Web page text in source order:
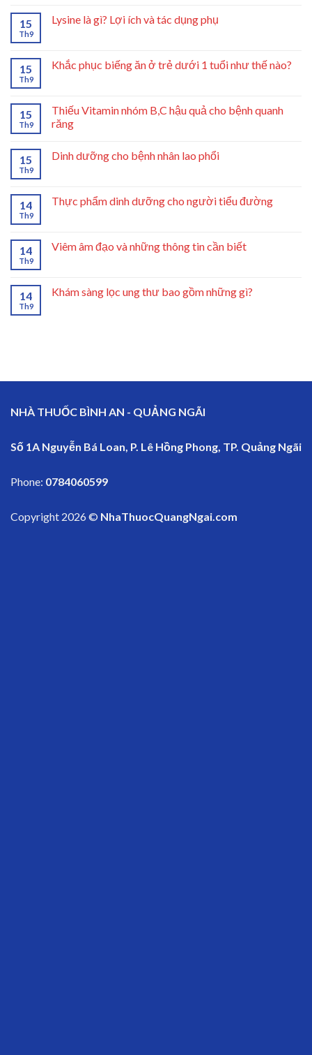
15
Th9
Lysine là gì? Lợi ích và tác dụng phụ
15
Th9
Khắc phục biếng ăn ở trẻ dưới 1 tuổi như thế nào?
15
Th9
Thiếu Vitamin nhóm B,C hậu quả cho bệnh quanh
răng
15
Th9
Dinh dưỡng cho bệnh nhân lao phổi
14
Th9
Thực phẩm dinh dưỡng cho người tiểu đường
14
Th9
Viêm âm đạo và những thông tin cần biết
14
Th9
Khám sàng lọc ung thư bao gồm những gì?
NHÀ THUỐC BÌNH AN - QUẢNG NGÃI
Số 1A Nguyễn Bá Loan, P. Lê Hồng Phong, TP. Quảng Ngãi
Phone: 0784060599
Copyright 2026 © NhaThuocQuangNgai.com